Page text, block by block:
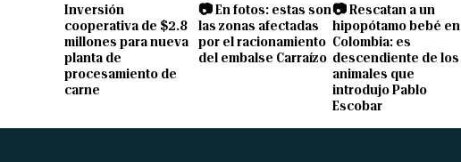
Inversión
cooperativa de $2.8
millones para nueva
planta de
procesamiento de
carne
📷 En fotos: estas son
las zonas afectadas
por el racionamiento
del embalse Carraízo
📷 Rescatan a un
hipopótamo bebé en
Colombia: es
descendiente de los
animales que
introdujo Pablo
Escobar